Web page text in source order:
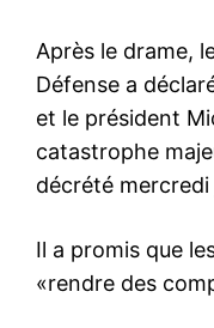
Après le drame,
Défense a
et le président
catastrophe
décrété
Il a promis que
«rendre des